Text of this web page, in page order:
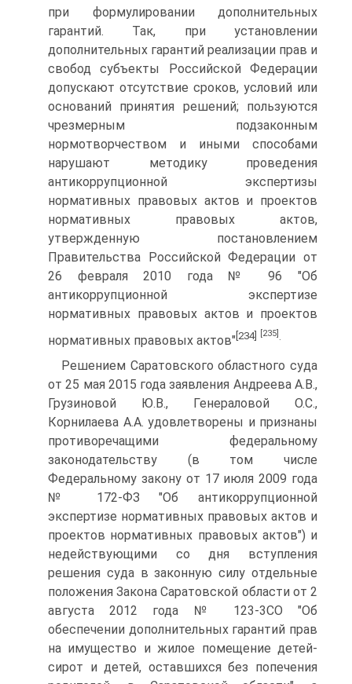
при формулировании дополнительных
гарантий. Так, при установлении
дополнительных гарантий реализации прав и
свобод субъекты Российской Федерации
допускают отсутствие сроков, условий или
оснований принятия решений; пользуются
чрезмерным подзаконным
нормотворчеством и иными способами
нарушают методику проведения
антикоррупционной экспертизы
нормативных правовых актов и проектов
нормативных правовых актов,
утвержденную постановлением
Правительства Российской Федерации от
26 февраля 2010 года № 96 "Об
антикоррупционной экспертизе
нормативных правовых актов и проектов
нормативных правовых актов" [234] [235]
Решением Саратовского областного суда
от 25 мая 2015 года заявления Андреева А.В.,
Грузиновой Ю.В., Генераловой О.С.,
Корнилаева А.А. удовлетворены и признаны
противоречащими федеральному
законодательству (в том числе
Федеральному закону от 17 июля 2009 года
№ 172-ФЗ "Об антикоррупционной
экспертизе нормативных правовых актов и
проектов нормативных правовых актов") и
недействующими со дня вступления
решения суда в законную силу отдельные
положения Закона Саратовской области от 2
августа 2012 года № 123-3СО "Об
обеспечении дополнительных гарантий прав
на имущество и жилое помещение детей-
сирот и детей, оставшихся без попечения